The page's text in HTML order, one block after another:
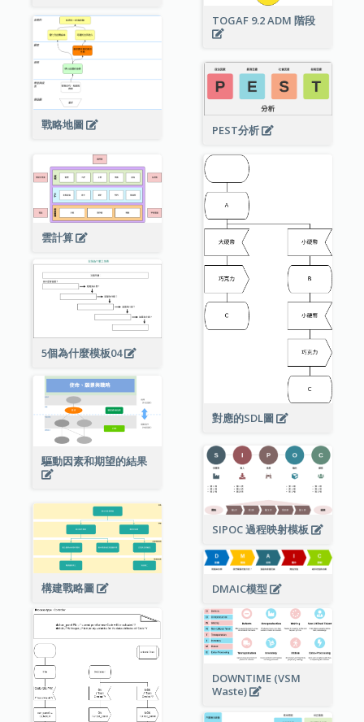
TOGAF 9.2 ADM 階段
戰略地圖 PEST分析
雲計算
對應的SDL圖
5個為什麼模板04
驅動因素和期望的結果
SIPOC 過程映射模板
構建戰略圖 DMAIC模型
DOWNTIME (VSM
Waste)